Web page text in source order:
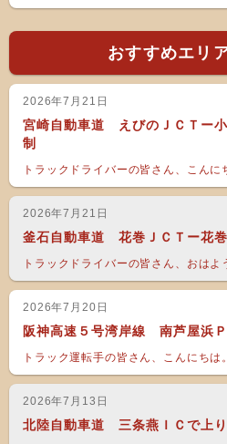
おすすめエリ
2026年7月21日
宮崎自動車道 えびのＪＣＴー
制
トラックドライバーの皆さん、こん
2026年7月21日
釜石自動車道 花巻ＪＣＴー花
トラックドライバーの皆さん、おは
2026年7月20日
阪神高速５号湾岸線 南芦屋浜
トラック運転手の皆さん、こんにち
2026年7月13日
北陸自動車道 三条燕ＩＣで上